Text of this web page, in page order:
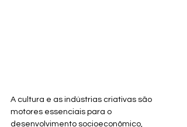
A cultura e as indústrias criativas são
motores essenciais para o
desenvolvimento socioeconômico,